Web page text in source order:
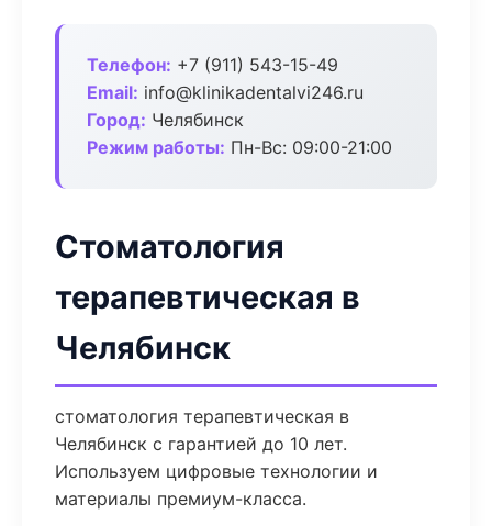
Телефон: +7 (911) 543-15-49
Email: info@klinikadentalvi246.ru
Город: Челябинск
Режим работы: Пн-Вс: 09:00-21:00
Стоматология
терапевтическая в
Челябинск
стоматология терапевтическая в
Челябинск с гарантией до 10 лет.
Используем цифровые технологии и
материалы премиум-класса.